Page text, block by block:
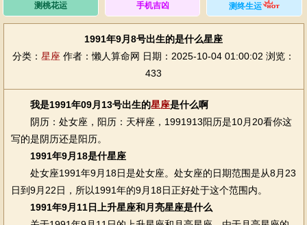
测桃花运 手机吉凶 测终生运
1991年9月8号出生的是什么星座
分类： 星座 作者：懒人算命网 日期：2025-10-04 01:00:02 浏览：
433
我是1991年09月13号出生的星座是什么啊
阴历：处女座，阳历：天枰座，1991913阳历是10月20看你这
写的是阴历还是阳历。
1991年9月18是什星座
处女座1991年9月18日是处女座。处女座的日期范围是从8月23
日到9月22日，所以1991年的9月18日正好处于这个范围内。
1991年9月11日上升星座和月亮星座是什么